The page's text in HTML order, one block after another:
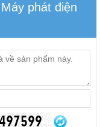
phát điện